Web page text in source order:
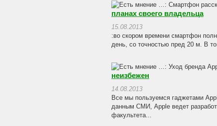
планах своего владельца
15.08.2013
:во скором времени смартфон
день, со точностью пред 20 м. В
неизбежен
14.08.2013
Все мы пользуемся гаджетами
данным СМИ, Apple ведет
факультета...